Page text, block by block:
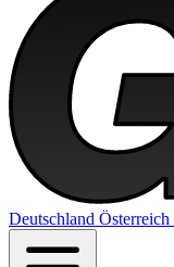
Deutschland Österreich